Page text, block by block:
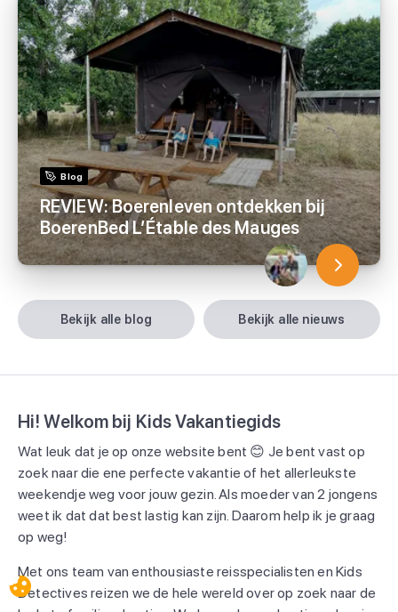
bekijk alle blog bekijk alle nieuws
Blog
REVIEW: Boerenleven ontdekken bij
BoerenBed L’Étable des Mauges
Hi! Welkom bij Kids Vakantiegids
Wat leuk dat je op onze website bent 😊 Je bent vast op
zoek naar die ene perfecte vakantie of het allerleukste
weekendje weg voor jouw gezin. Als moeder van 2 jongens
weet ik dat dat best lastig kan zijn. Daarom help ik je graag
op weg!
Met ons team van enthousiaste reisspecialisten en Kids
Detectives reizen we de hele wereld over op zoek naar de